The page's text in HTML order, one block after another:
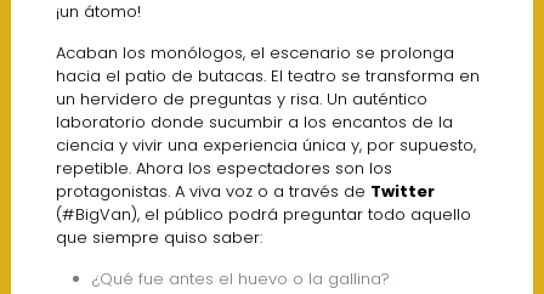
¡un átomo!
Acaban los monólogos, el escenario se prolonga
hacia el patio de butacas. El teatro se transforma en
un hervidero de preguntas y risa. Un auténtico
laboratorio donde sucumbir a los encantos de la
ciencia y vivir una experiencia única y, por supuesto,
repetible. Ahora los espectadores son los
protagonistas. A viva voz o a través de Twitter
(#BigVan), el público podrá preguntar todo aquello
que siempre quiso saber:
¿Qué fue antes el huevo o la gallina?